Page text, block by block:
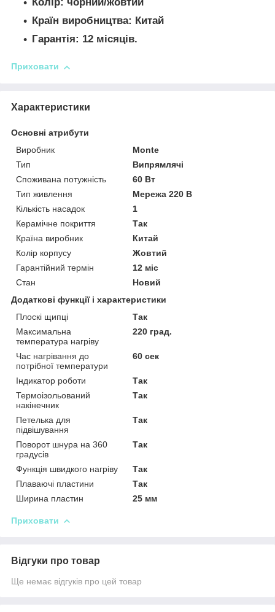
Країн виробництва: Китай
Гарантія: 12 місяців.
Приховати
Характеристики
Основні атрибути
Виробник
Monte
Тип
Випрямлячі
Споживана потужність
60 Вт
Тип живлення
Мережа 220 В
Кількість насадок
1
Керамічне покриття
Так
Країна виробник
Китай
Колір корпусу
Жовтий
Гарантійний термін
12 міс
Стан
Новий
Додаткові функції і характеристики
Плоскі щипці
Так
Максимальна
температура нагріву
220 град.
Час нагрівання до
потрібної температури
60 сек
Індикатор роботи
Так
Термоізольований
накінечник
Так
Петелька для
підвішування
Так
Поворот шнура на 360
градусів
Так
Функція швидкого нагріву
Так
Плаваючі пластини
Так
Ширина пластин
25 мм
Приховати
Відгуки про товар
Ще немає відгуків про цей товар